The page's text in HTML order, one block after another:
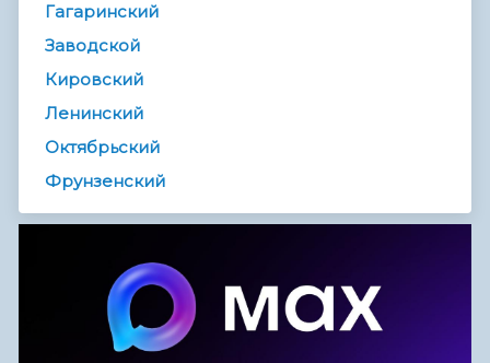
Гагаринский
Заводской
Кировский
Ленинский
Октябрьский
Фрунзенский